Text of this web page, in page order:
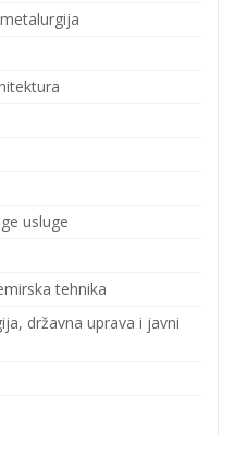
usluge
tehnika
državna uprava i javni